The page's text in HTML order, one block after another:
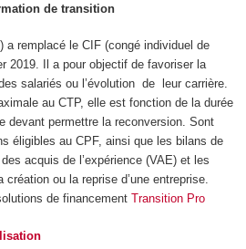
de transition
a remplacé le CIF (congé individuel de
2019. Il a pour objectif de favoriser la
salariés ou l’évolution de leur carrière.
au CTP, elle est fonction de la durée
devant permettre la reconversion. Sont
éligibles au CPF, ainsi que les bilans de
acquis de l’expérience (VAE) et les
ou la reprise d’une entreprise.
de financement Transition Pro